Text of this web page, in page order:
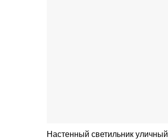
Настенный светильник уличный